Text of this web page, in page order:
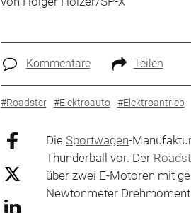
Kommentare Teilen
#Roadster #Elektroauto #Elektroantrieb
Die Sportwagen-
Thunderball vor. Der
über zwei E-Motoren mit
Newtonmeter Drehmoment.